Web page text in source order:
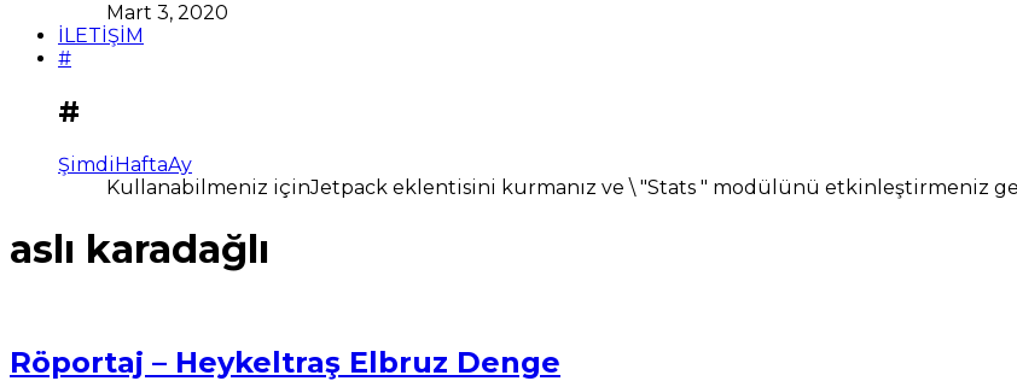
Mart 3, 2020
İLETİŞİM
#
#
ŞimdiHaftaAy
Kullanabilmeniz içinJetpack eklentisini kurmanız ve \ "Stats " modülünü etkinleştirmeniz
aslı karadağlı
Röportaj – Heykeltraş Elbruz Denge